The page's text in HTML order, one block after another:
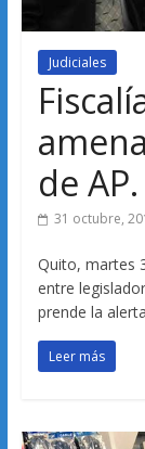
Judiciales
de AP.
31 octubre,
Quito, martes
entre
prende la
Leer más